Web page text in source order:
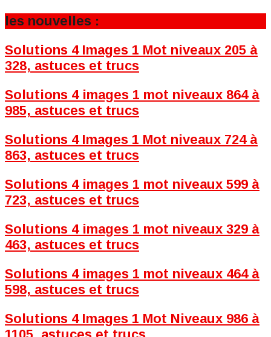
les nouvelles :
Solutions 4 Images 1 Mot niveaux 205 à
328, astuces et trucs
Solutions 4 images 1 mot niveaux 864 à
985, astuces et trucs
Solutions 4 Images 1 Mot niveaux 724 à
863, astuces et trucs
Solutions 4 images 1 mot niveaux 599 à
723, astuces et trucs
Solutions 4 images 1 mot niveaux 329 à
463, astuces et trucs
Solutions 4 images 1 mot niveaux 464 à
598, astuces et trucs
Solutions 4 Images 1 Mot Niveaux 986 à